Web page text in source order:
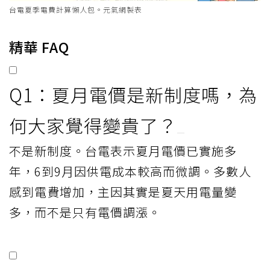
台電夏季電費計算懶人包。元氣網製表
精華 FAQ
Q1：夏月電價是新制度嗎，為
何大家覺得變貴了？
不是新制度。台電表示夏月電價已實施多
年，6到9月因供電成本較高而微調。多數人
感到電費增加，主因其實是夏天用電量變
多，而不是只有電價調漲。